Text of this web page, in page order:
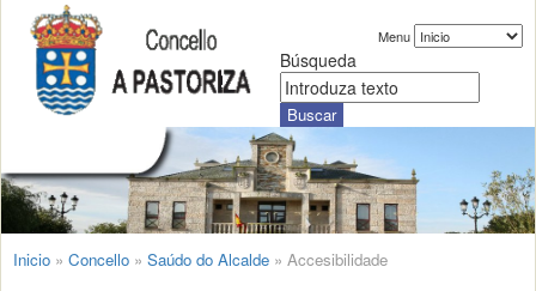
Menu
Búsqueda
Inicio » Concello » Saúdo do Alcalde » Accesibilidade